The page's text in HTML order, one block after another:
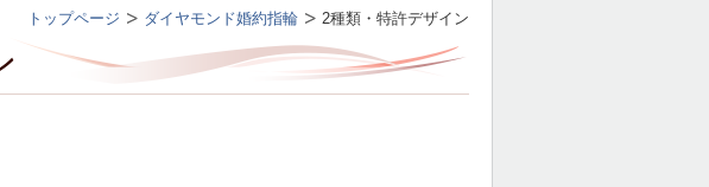
トップページ ダイヤモンド婚約指輪 2種類・特許デザイン